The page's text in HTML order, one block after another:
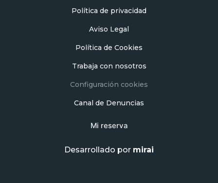
Política de privacidad
Aviso Legal
Política de Cookies
Trabaja con nosotros
Configuración cookies
Canal de Denuncias
Mi reserva
Desarrollado por mirai